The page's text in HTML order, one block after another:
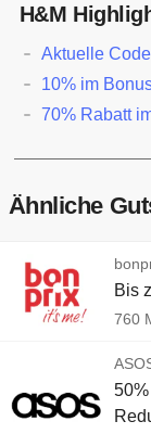
H&M
Aktuelle
10% im
70% Rabatt
Ähnliche
Bis
760